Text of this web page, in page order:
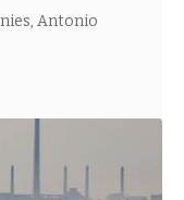
Antonio